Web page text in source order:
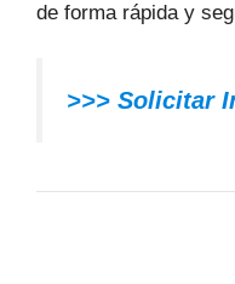
de forma rápida y
>>> Solicitar